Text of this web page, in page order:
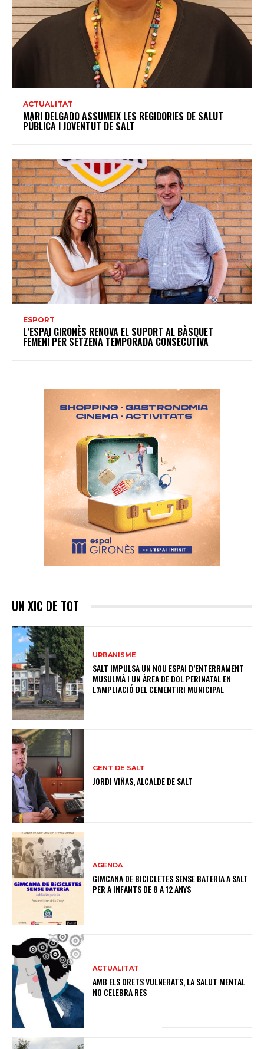
ACTUALITAT
MARI DELGADO ASSUMEIX LES REGIDORIES DE SALUT
PÚBLICA I JOVENTUT DE SALT
ESPORT
L’ESPAI GIRONÈS RENOVA EL SUPORT AL BÀSQUET
FEMENÍ PER SETZENA TEMPORADA CONSECUTIVA
UN XIC DE TOT
URBANISME
SALT IMPULSA UN NOU ESPAI D’ENTERRAMENT
MUSULMÀ I UN ÀREA DE DOL PERINATAL EN
L’AMPLIACIÓ DEL CEMENTIRI MUNICIPAL
GENT DE SALT
JORDI VIÑAS, ALCALDE DE SALT
AGENDA
GIMCANA DE BICICLETES SENSE BATERIA A SALT
PER A INFANTS DE 8 A 12 ANYS
ACTUALITAT
AMB ELS DRETS VULNERATS, LA SALUT MENTAL
NO CELEBRA RES